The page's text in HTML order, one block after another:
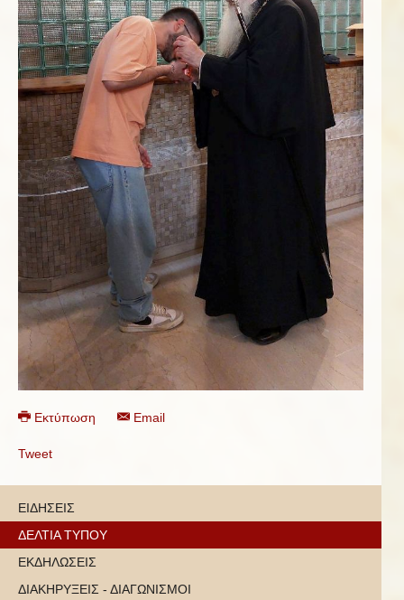
Εκτύπωση Email
Tweet
ΕΙΔΗΣΕΙΣ
ΔΕΛΤΙΑ ΤΥΠΟΥ
ΕΚΔΗΛΩΣΕΙΣ
ΔΙΑΚΗΡΥΞΕΙΣ - ΔΙΑΓΩΝΙΣΜΟΙ